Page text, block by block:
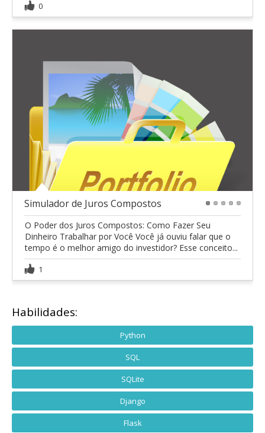
0
Simulador de Juros Compostos
O Poder dos Juros Compostos: Como Fazer Seu
Dinheiro Trabalhar por Você Você já ouviu falar que o
tempo é o melhor amigo do investidor? Esse conceito...
1
Habilidades:
Python
SQL
SQLite
Django
Flask